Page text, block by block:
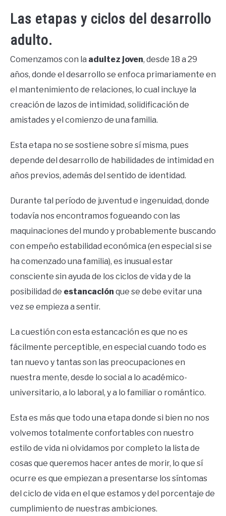
Las etapas y ciclos del desarrollo
adulto.
Comenzamos con la adultez joven, desde 18 a 29
años, donde el desarrollo se enfoca primariamente en
el mantenimiento de relaciones, lo cual incluye la
creación de lazos de intimidad, solidificación de
amistades y el comienzo de una familia.
Esta etapa no se sostiene sobre sí misma, pues
depende del desarrollo de habilidades de intimidad en
años previos, además del sentido de identidad.
Durante tal período de juventud e ingenuidad, donde
todavía nos encontramos fogueando con las
maquinaciones del mundo y probablemente buscando
con empeño estabilidad económica (en especial si se
ha comenzado una familia), es inusual estar
consciente sin ayuda de los ciclos de vida y de la
posibilidad de estancación que se debe evitar una
vez se empieza a sentir.
La cuestión con esta estancación es que no es
fácilmente perceptible, en especial cuando todo es
tan nuevo y tantas son las preocupaciones en
nuestra mente, desde lo social a lo académico-
universitario, a lo laboral, y a lo familiar o romántico.
Esta es más que todo una etapa donde si bien no nos
volvemos totalmente confortables con nuestro
estilo de vida ni olvidamos por completo la lista de
cosas que queremos hacer antes de morir, lo que sí
ocurre es que empiezan a presentarse los síntomas
del ciclo de vida en el que estamos y del porcentaje de
cumplimiento de nuestras ambiciones.